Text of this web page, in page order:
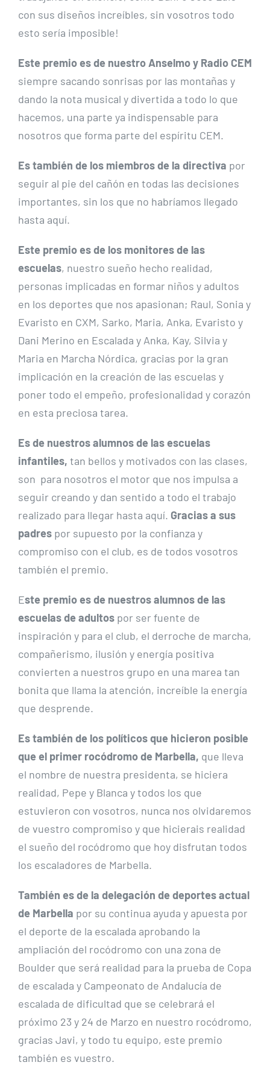
con sus diseños increíbles, sin vosotros todo
esto sería imposible!
Este premio es de nuestro Anselmo y Radio CEM
siempre sacando sonrisas por las montañas y
dando la nota musical y divertida a todo lo que
hacemos, una parte ya indispensable para
nosotros que forma parte del espíritu CEM.
Es también de los miembros de la directiva por
seguir al pie del cañón en todas las decisiones
importantes, sin los que no habríamos llegado
hasta aquí.
Este premio es de los monitores de las
escuelas, nuestro sueño hecho realidad,
personas implicadas en formar niños y adultos
en los deportes que nos apasionan; Raul, Sonia y
Evaristo en CXM, Sarko, Maria, Anka, Evaristo y
Dani Merino en Escalada y Anka, Kay, Silvia y
Maria en Marcha Nórdica, gracias por la gran
implicación en la creación de las escuelas y
poner todo el empeño, profesionalidad y corazón
en esta preciosa tarea.
Es de nuestros alumnos de las escuelas
infantiles, tan bellos y motivados con las clases,
son para nosotros el motor que nos impulsa a
seguir creando y dan sentido a todo el trabajo
realizado para llegar hasta aquí. Gracias a sus
padres por supuesto por la confianza y
compromiso con el club, es de todos vosotros
también el premio.
Este premio es de nuestros alumnos de las
escuelas de adultos por ser fuente de
inspiración y para el club, el derroche de marcha,
compañerismo, ilusión y energía positiva
convierten a nuestros grupo en una marea tan
bonita que llama la atención, increíble la energía
que desprende.
Es también de los políticos que hicieron posible
que el primer rocódromo de Marbella, que lleva
el nombre de nuestra presidenta, se hiciera
realidad, Pepe y Blanca y todos los que
estuvieron con vosotros, nunca nos olvidaremos
de vuestro compromiso y que hicierais realidad
el sueño del rocódromo que hoy disfrutan todos
los escaladores de Marbella.
También es de la delegación de deportes actual
de Marbella por su continua ayuda y apuesta por
el deporte de la escalada aprobando la
ampliación del rocódromo con una zona de
Boulder que será realidad para la prueba de Copa
de escalada y Campeonato de Andalucía de
escalada de dificultad que se celebrará el
próximo 23 y 24 de Marzo en nuestro rocódromo,
gracias Javi, y todo tu equipo, este premio
también es vuestro.